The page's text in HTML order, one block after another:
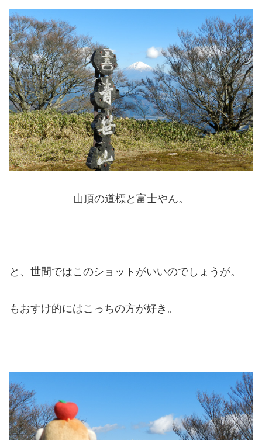
山頂の道標と富士やん。
と、世間ではこのショットがいいのでしょうが。
もおすけ的にはこっちの方が好き。